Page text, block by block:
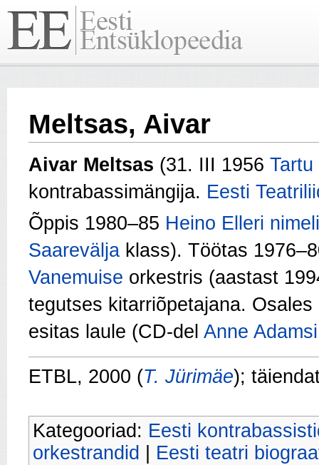
Meltsas, Aivar
Aivar Meltsas (31. III 1956 Tartu
kontrabassimängija. Eesti
Õppis 1980–85 Heino Elleri
Saarevälja klass). Töötas
Vanemuise orkestris (aastast
tegutses kitarriõpetajana.
esitas laule (CD-del Anne Adamsi
ETBL, 2000 (T. Jürimäe);
Kategooriad: Eesti
orkestrandid
Eesti teatri